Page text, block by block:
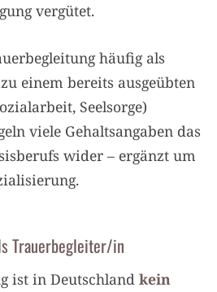
vergütet.
häufig als
einem bereits ausgeübten
Seelsorge)
viele Gehaltsangaben das
wider – ergänzt um
Trauerbegleiter/in
ist in Deutschland kein